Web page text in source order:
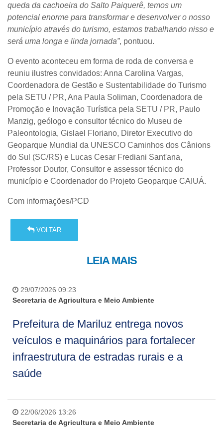
queda da cachoeira do Salto Paiquerê, temos um
potencial enorme para transformar e desenvolver o nosso
município através do turismo, estamos trabalhando nisso e
será uma longa e linda jornada”, pontuou.
O evento aconteceu em forma de roda de conversa e
reuniu ilustres convidados: Anna Carolina Vargas,
Coordenadora de Gestão e Sustentabilidade do Turismo
pela SETU / PR, Ana Paula Soliman, Coordenadora de
Promoção e Inovação Turística pela SETU / PR, Paulo
Manzig, geólogo e consultor técnico do Museu de
Paleontologia, Gislael Floriano, Diretor Executivo do
Geoparque Mundial da UNESCO Caminhos dos Cânions
do Sul (SC/RS) e Lucas Cesar Frediani Sant'ana,
Professor Doutor, Consultor e assessor técnico do
município e Coordenador do Projeto Geoparque CAIUÁ.
Com informações/PCD
VOLTAR
LEIA MAIS
29/07/2026 09:23
Secretaria de Agricultura e Meio Ambiente
Prefeitura de Mariluz entrega novos
veículos e maquinários para fortalecer
infraestrutura de estradas rurais e a
saúde
22/06/2026 13:26
Secretaria de Agricultura e Meio Ambiente